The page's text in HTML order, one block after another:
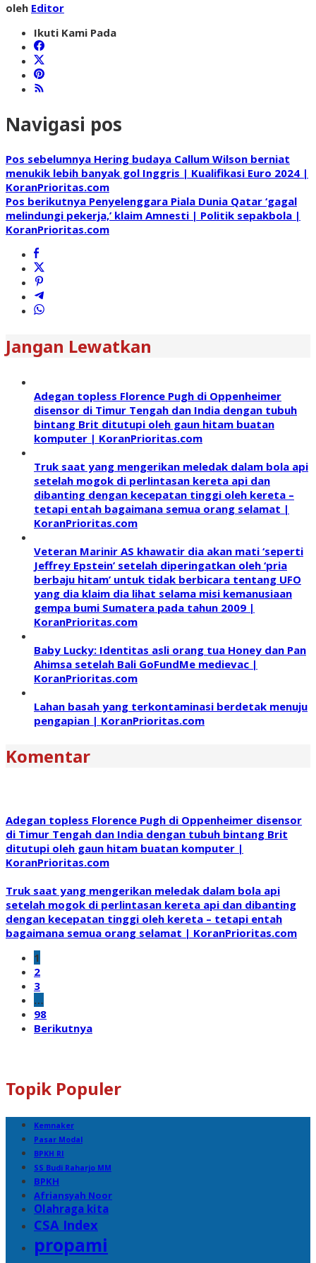
oleh Editor
Ikuti Kami Pada
Navigasi pos
Pos sebelumnya Hering budaya Callum Wilson berniat
menukik lebih banyak gol Inggris | Kualifikasi Euro 2024 |
KoranPrioritas.com
Pos berikutnya Penyelenggara Piala Dunia Qatar ‘gagal
melindungi pekerja,’ klaim Amnesti | Politik sepakbola |
KoranPrioritas.com
Jangan Lewatkan
Adegan topless Florence Pugh di Oppenheimer
disensor di Timur Tengah dan India dengan tubuh
bintang Brit ditutupi oleh gaun hitam buatan
komputer | KoranPrioritas.com
Truk saat yang mengerikan meledak dalam bola api
setelah mogok di perlintasan kereta api dan
dibanting dengan kecepatan tinggi oleh kereta –
tetapi entah bagaimana semua orang selamat |
KoranPrioritas.com
Veteran Marinir AS khawatir dia akan mati ‘seperti
Jeffrey Epstein’ setelah diperingatkan oleh ‘pria
berbaju hitam’ untuk tidak berbicara tentang UFO
yang dia klaim dia lihat selama misi kemanusiaan
gempa bumi Sumatera pada tahun 2009 |
KoranPrioritas.com
Baby Lucky: Identitas asli orang tua Honey dan Pan
Ahimsa setelah Bali GoFundMe medievac |
KoranPrioritas.com
Lahan basah yang terkontaminasi berdetak menuju
pengapian | KoranPrioritas.com
Komentar
Adegan topless Florence Pugh di Oppenheimer disensor
di Timur Tengah dan India dengan tubuh bintang Brit
ditutupi oleh gaun hitam buatan komputer |
KoranPrioritas.com
Truk saat yang mengerikan meledak dalam bola api
setelah mogok di perlintasan kereta api dan dibanting
dengan kecepatan tinggi oleh kereta – tetapi entah
bagaimana semua orang selamat | KoranPrioritas.com
1
2
3
…
98
Berikutnya
Topik Populer
Kemnaker
Pasar Modal
BPKH RI
SS Budi Raharjo MM
BPKH
Afriansyah Noor
Olahraga kita
CSA Index
propami